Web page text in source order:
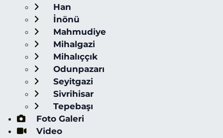
Han
İnönü
Mahmudiye
Mihalgazi
Mihalıççık
Odunpazarı
Seyitgazi
Sivrihisar
Tepebaşı
Foto Galeri
Video